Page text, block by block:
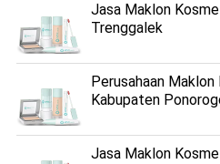
Jasa Maklon
Trenggalek
Perusahaan
Kabupaten
Jasa Maklon